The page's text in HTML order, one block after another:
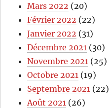
Mars 2022 (20)
Février 2022 (22)
Janvier 2022 (31)
Décembre 2021 (30)
Novembre 2021 (25)
Octobre 2021 (19)
Septembre 2021 (22)
Août 2021 (26)